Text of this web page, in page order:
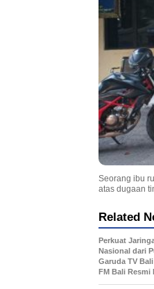
Seorang ibu
atas dugaan
Related
Perkuat
Nasional dari
Garuda TV
FM Bali Resmi